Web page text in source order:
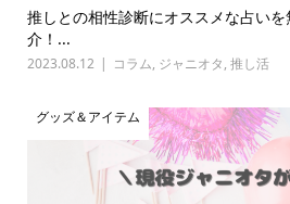
推しとの相性診断にオススメな占い
介！...
2023.08.12 コラム, ジャニオタ, 推し活
グッズ＆アイテム